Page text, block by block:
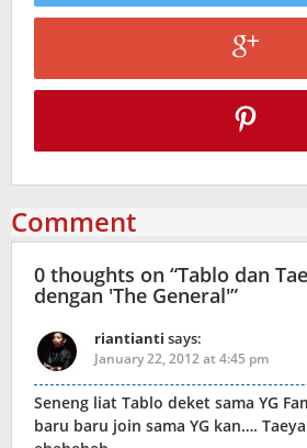
Comment
0 thoughts on “Tablo dan
dengan 'The General'”
riantianti says:
January 22, 2012 at 4:45 pm
Seneng liat Tablo deket sama YG
baru baru join sama YG kan….